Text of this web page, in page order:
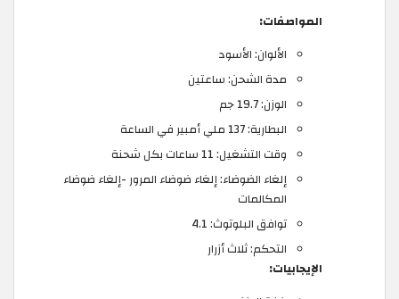
المواصفات:
الألوان: الأسود
مدة الشحن: ساعتين
الوزن: 19.7 جم
البطارية: 137 ملي أمبير في الساعة
وقت التشغيل: 11 ساعات بكل شحنة
إلغاء الضوضاء: إلغاء ضوضاء المرور -إلغاء ضوضاء
المكالمات
توافق البلوتوث: 4.1
التحكم: ثلاث أزرار
الإيجابيات: